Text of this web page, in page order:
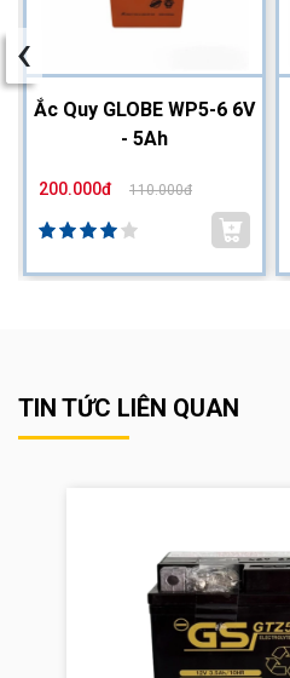
Ắc Quy GLOBE WP5-6 6V
- 5Ah
200.000đ 110.000đ
‹
TIN TỨC LIÊN QUAN